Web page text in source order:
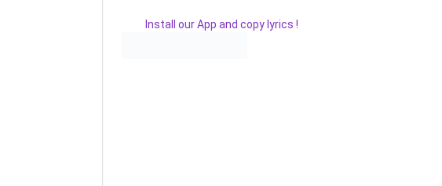
Install our App and copy lyrics !